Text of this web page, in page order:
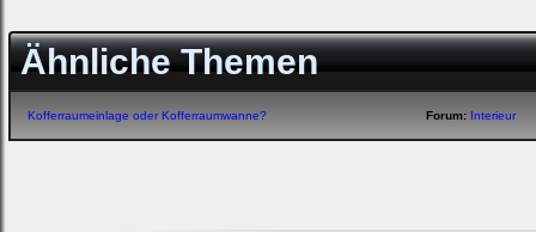
Ähnliche Themen
Kofferraumeinlage oder Kofferraumwanne? Forum: Interieur